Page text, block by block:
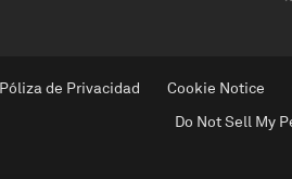
Póliza de Privacidad Cookie Notice
Do Not Sell My